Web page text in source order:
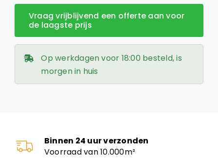
Vraag vrijblijvend een offerte aan voor
de laagste prijs
Op werkdagen voor 18:00 besteld, is
morgen in huis
Binnen 24 uur verzonden
Voorraad van 10.000m²